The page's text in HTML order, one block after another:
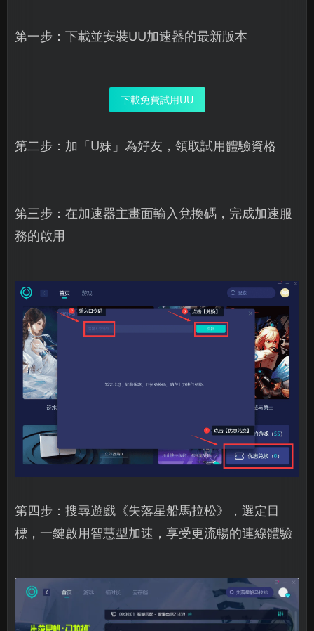
第一步：下載並安裝UU加速器的最新版本
下載免費試用UU
第二步：加「U妹」為好友，領取試用體驗資格
第三步：在加速器主畫面輸入兌換碼，完成加速服
務的啟用
第四步：搜尋遊戲《失落星船馬拉松》，選定目
標，一鍵啟用智慧型加速，享受更流暢的連線體驗